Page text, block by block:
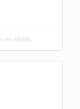
les détails